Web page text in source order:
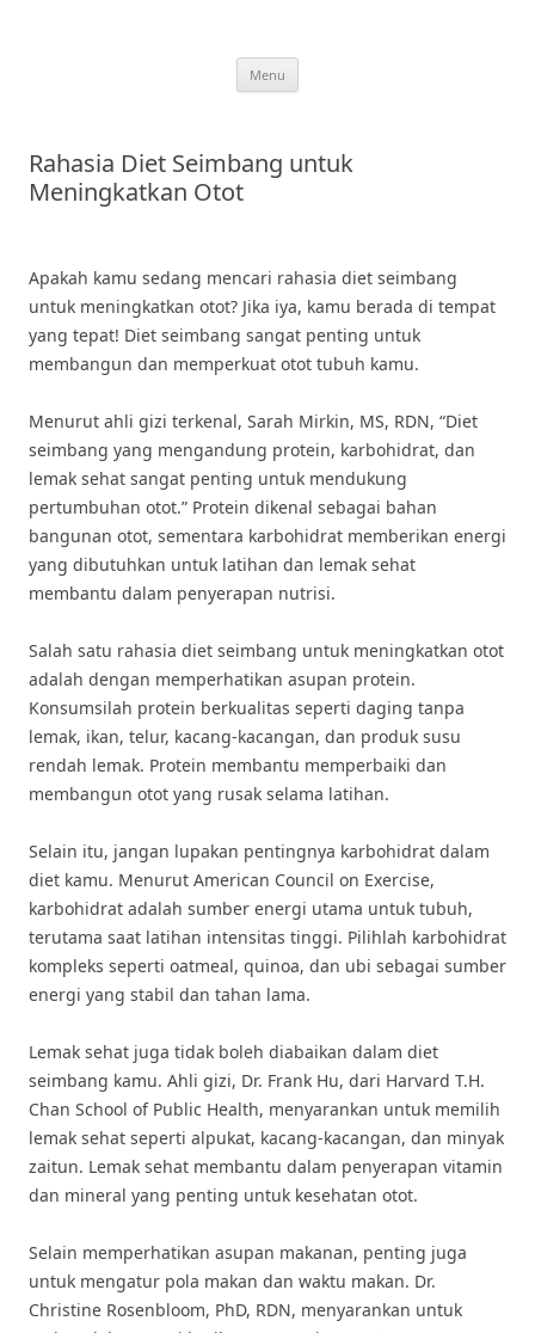
Menu
Rahasia Diet Seimbang untuk
Meningkatkan Otot
Apakah kamu sedang mencari rahasia diet seimbang
untuk meningkatkan otot? Jika iya, kamu berada di tempat
yang tepat! Diet seimbang sangat penting untuk
membangun dan memperkuat otot tubuh kamu.
Menurut ahli gizi terkenal, Sarah Mirkin, MS, RDN, “Diet
seimbang yang mengandung protein, karbohidrat, dan
lemak sehat sangat penting untuk mendukung
pertumbuhan otot.” Protein dikenal sebagai bahan
bangunan otot, sementara karbohidrat memberikan energi
yang dibutuhkan untuk latihan dan lemak sehat
membantu dalam penyerapan nutrisi.
Salah satu rahasia diet seimbang untuk meningkatkan otot
adalah dengan memperhatikan asupan protein.
Konsumsilah protein berkualitas seperti daging tanpa
lemak, ikan, telur, kacang-kacangan, dan produk susu
rendah lemak. Protein membantu memperbaiki dan
membangun otot yang rusak selama latihan.
Selain itu, jangan lupakan pentingnya karbohidrat dalam
diet kamu. Menurut American Council on Exercise,
karbohidrat adalah sumber energi utama untuk tubuh,
terutama saat latihan intensitas tinggi. Pilihlah karbohidrat
kompleks seperti oatmeal, quinoa, dan ubi sebagai sumber
energi yang stabil dan tahan lama.
Lemak sehat juga tidak boleh diabaikan dalam diet
seimbang kamu. Ahli gizi, Dr. Frank Hu, dari Harvard T.H.
Chan School of Public Health, menyarankan untuk memilih
lemak sehat seperti alpukat, kacang-kacangan, dan minyak
zaitun. Lemak sehat membantu dalam penyerapan vitamin
dan mineral yang penting untuk kesehatan otot.
Selain memperhatikan asupan makanan, penting juga
untuk mengatur pola makan dan waktu makan. Dr.
Christine Rosenbloom, PhD, RDN, menyarankan untuk